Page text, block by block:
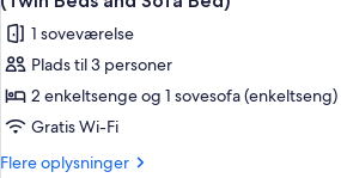
and
Sofa
Bed)
-
fælles
badeværelse
Bed
and
Bed)
billeder
af
Economy-
værelse
til
3
1 soveværelse
Plads til 3 personer
2 enkeltsenge og 1 sovesofa (enkeltseng)
Gratis Wi-Fi
Flere oplysninger
Flere